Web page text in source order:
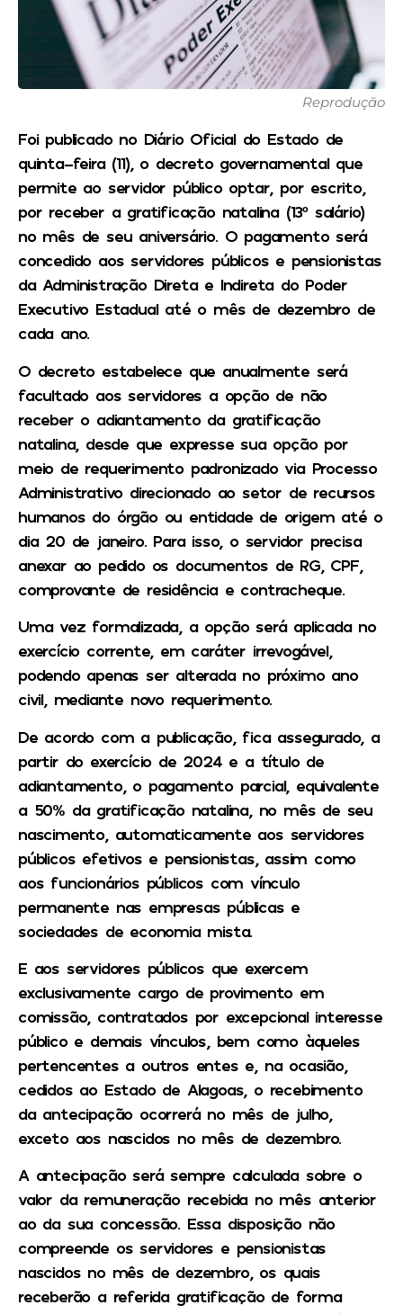
Reprodução
Foi publicado no Diário Oficial do Estado de
quinta-feira (11), o decreto governamental que
permite ao servidor público optar, por escrito,
por receber a gratificação natalina (13º salário)
no mês de seu aniversário. O pagamento será
concedido aos servidores públicos e pensionistas
da Administração Direta e Indireta do Poder
Executivo Estadual até o mês de dezembro de
cada ano.
O decreto estabelece que anualmente será
facultado aos servidores a opção de não
receber o adiantamento da gratificação
natalina, desde que expresse sua opção por
meio de requerimento padronizado via Processo
Administrativo direcionado ao setor de recursos
humanos do órgão ou entidade de origem até o
dia 20 de janeiro. Para isso, o servidor precisa
anexar ao pedido os documentos de RG, CPF,
comprovante de residência e contracheque.
Uma vez formalizada, a opção será aplicada no
exercício corrente, em caráter irrevogável,
podendo apenas ser alterada no próximo ano
civil, mediante novo requerimento.
De acordo com a publicação, fica assegurado, a
partir do exercício de 2024 e a título de
adiantamento, o pagamento parcial, equivalente
a 50% da gratificação natalina, no mês de seu
nascimento, automaticamente aos servidores
públicos efetivos e pensionistas, assim como
aos funcionários públicos com vínculo
permanente nas empresas públicas e
sociedades de economia mista.
E aos servidores públicos que exercem
exclusivamente cargo de provimento em
comissão, contratados por excepcional interesse
público e demais vínculos, bem como àqueles
pertencentes a outros entes e, na ocasião,
cedidos ao Estado de Alagoas, o recebimento
da antecipação ocorrerá no mês de julho,
exceto aos nascidos no mês de dezembro.
A antecipação será sempre calculada sobre o
valor da remuneração recebida no mês anterior
ao da sua concessão. Essa disposição não
compreende os servidores e pensionistas
nascidos no mês de dezembro, os quais
receberão a referida gratificação de forma